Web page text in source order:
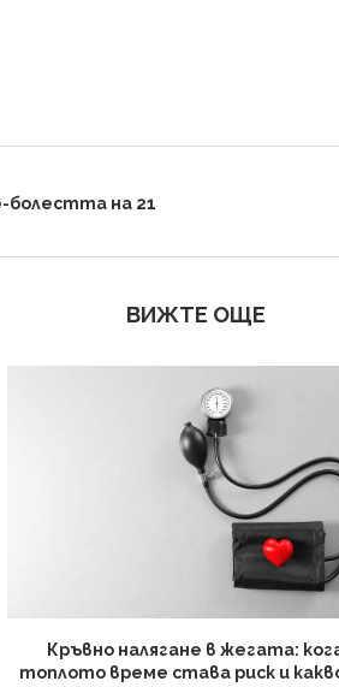
болестта на 21
ВИЖТЕ ОЩЕ
Кръвно налягане в жегата:
топлото време става риск и